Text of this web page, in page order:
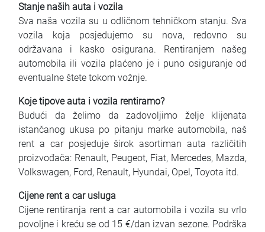
Stanje naših auta i vozila
Sva naša vozila su u odličnom tehničkom stanju. Sva
vozila koja posjedujemo su nova, redovno su
održavana i kasko osigurana. Rentiranjem našeg
automobila ili vozila plaćeno je i puno osiguranje od
eventualne štete tokom vožnje.
Koje tipove auta i vozila rentiramo?
Budući da želimo da zadovoljimo želje klijenata
istančanog ukusa po pitanju marke automobila, naš
rent a car posjeduje širok asortiman auta različitih
proizvođača: Renault, Peugeot, Fiat, Mercedes, Mazda,
Volkswagen, Ford, Renault, Hyundai, Opel, Toyota itd.
Cijene rent a car usluga
Cijene rentiranja rent a car automobila i vozila su vrlo
povoljne i kreću se od 15 €/dan izvan sezone. Podrška